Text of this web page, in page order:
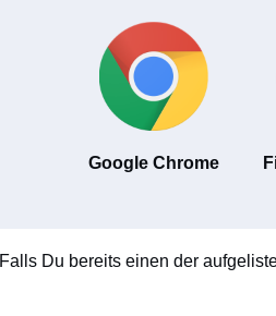
Google Chrome
Falls Du bereits einen der